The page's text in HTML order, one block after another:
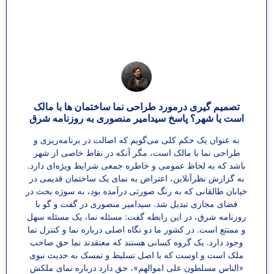
تصمیم گیری درمورد طراحی نما ساختمان ها با مالک
است یا شهر؟ پاسخ سیدامیر منصوری به روزنامه شرق
به عنوان یک حکم کلی می‌گویم که اصالت در برنامه‌ریزی و
طراحی نما با مالک است، مگر آنکه در نقاط خاصی از شهر
باشد که به لحاظ عمومی و خاطره جمعی شرایط ویژه‌ای دارد.
به گزارش نظرآنلاین، اعتراض به نمای یک ساختمان قدیمی در
خیابان طالقانی که به رنگ صورتی درآمده بود، به سوژه بحث در
فضای مجازی تبدیل شد. سیدامیر منصوری در گفت و گو با
روزنامه شرق، در این رابطه گفت: مسئله نما، یک مسئله سهل
و ممتنع است. در کشور ما دو نگاه اصلی درباره نما و کنترل نما
وجود دارد. یک گروه کسانی هستند که معتقدند نما حق صاحب
ملک است و اوست که با اصل تسلیط و تمسک به حدیث نبوی
«الناس مسلطون علی اموالهم»، حق دارد درباره نمای ملکش